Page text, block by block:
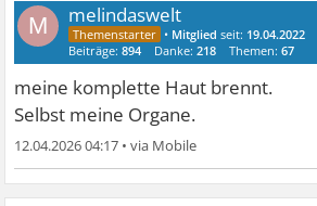
M melindaswelt
• Mitglied seit: 19.04.2022
Beiträge:894 Danke:218 Themen:67
meine komplette Haut brennt.
Selbst meine Organe.
12.04.2026 04:17 •